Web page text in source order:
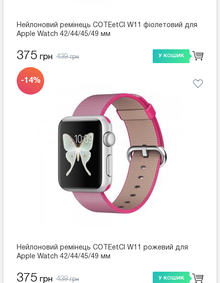
Нейлоновий ремінець COTEetCI W11 фіолетовий для
Apple Watch 42/44/45/49 мм
375 грн 439грн У КОШИК
-14%
Нейлоновий ремінець COTEetCI W11 рожевий для
Apple Watch 42/44/45/49 мм
375 грн 439грн У КОШИК